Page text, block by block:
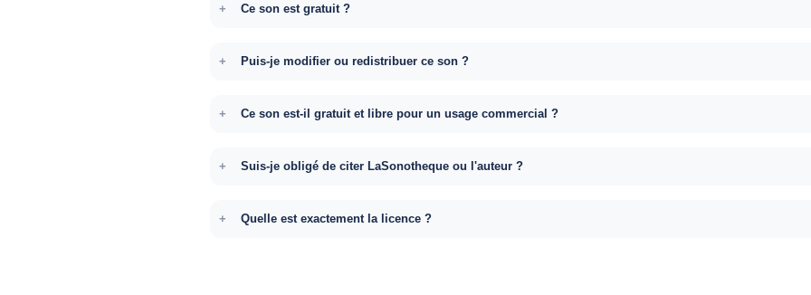
Ce son est gratuit ?
Puis-je modifier ou redistribuer ce son ?
Ce son est-il gratuit et libre pour un usage commercial ?
Suis-je obligé de citer LaSonotheque ou l'auteur ?
Quelle est exactement la licence ?